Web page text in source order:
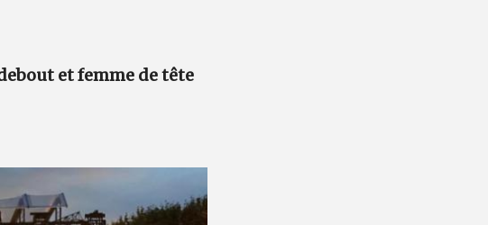
et femme de tête